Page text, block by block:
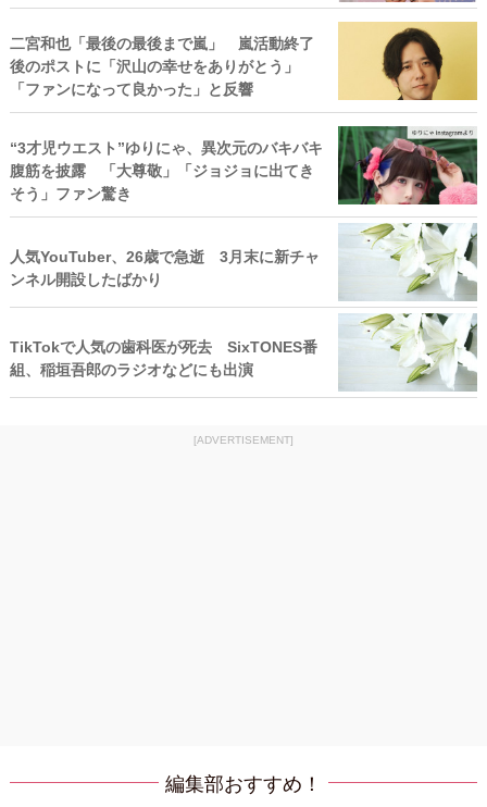
二宮和也「最後の最後まで嵐」 嵐活動終了
後のポストに「沢山の幸せをありがとう」
「ファンになって良かった」と反響
“3才児ウエスト”ゆりにゃ、異次元のバキバキ
腹筋を披露 「大尊敬」「ジョジョに出てき
そう」ファン驚き
人気YouTuber、26歳で急逝 3月末に新チャ
ンネル開設したばかり
TikTokで人気の歯科医が死去 SixTONES番
組、稲垣吾郎のラジオなどにも出演
[ADVERTISEMENT]
編集部おすすめ！